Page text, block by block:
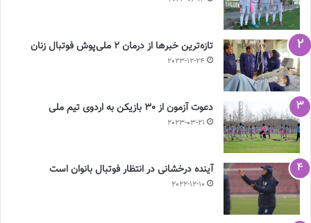
تازه‌ترین خبرها از درمان ۲ ملی‌پوش فوتبال زنان
2023-12-24
دعوت آزمون از 30 بازیکن به اردوی تیم ملی
2023-03-21
آینده درخشانی در انتظار فوتبال بانوان است
2022-12-10